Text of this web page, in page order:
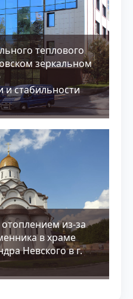
теплового
зеркальном
и стабильности
из-за
в храме
Невского в г.